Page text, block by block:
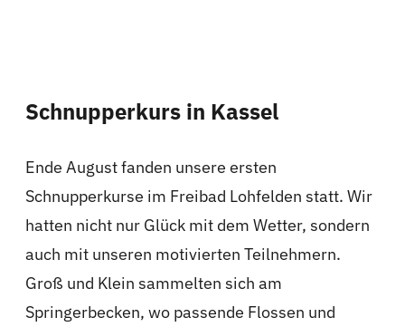
Schnupperkurs in Kassel
Ende August fanden unsere ersten
Schnupperkurse im Freibad Lohfelden statt. Wir
hatten nicht nur Glück mit dem Wetter, sondern
auch mit unseren motivierten Teilnehmern.
Groß und Klein sammelten sich am
Springerbecken, wo passende Flossen und